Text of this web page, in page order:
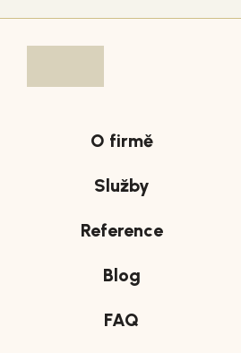
O firmě
Služby
Reference
Blog
FAQ